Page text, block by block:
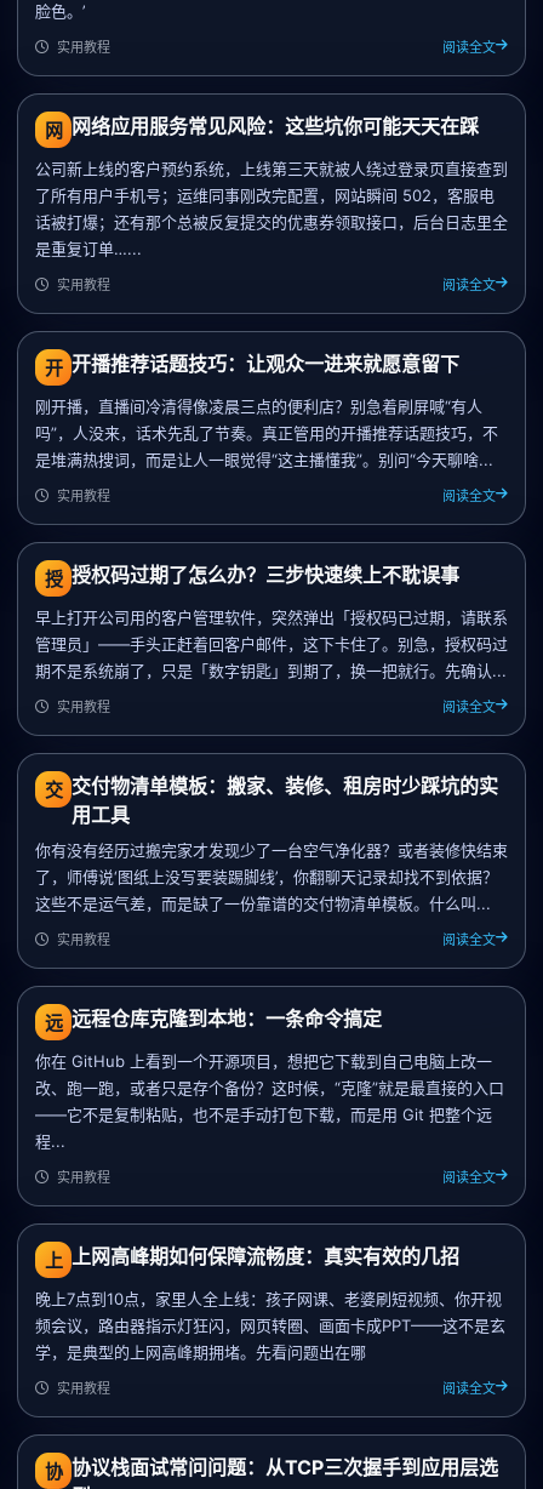
脸色。’
实用教程 阅读全文
网 网络应用服务常见风险：这些坑你可能天天在踩
公司新上线的客户预约系统，上线第三天就被人绕过登录页直接查到
了所有用户手机号；运维同事刚改完配置，网站瞬间 502，客服电
话被打爆；还有那个总被反复提交的优惠券领取接口，后台日志里全
是重复订单…...
实用教程 阅读全文
开 开播推荐话题技巧：让观众一进来就愿意留下
刚开播，直播间冷清得像凌晨三点的便利店？别急着刷屏喊“有人
吗”，人没来，话术先乱了节奏。真正管用的开播推荐话题技巧，不
是堆满热搜词，而是让人一眼觉得“这主播懂我”。别问“今天聊啥...
实用教程 阅读全文
授 授权码过期了怎么办？三步快速续上不耽误事
早上打开公司用的客户管理软件，突然弹出「授权码已过期，请联系
管理员」——手头正赶着回客户邮件，这下卡住了。别急，授权码过
期不是系统崩了，只是「数字钥匙」到期了，换一把就行。先确认...
实用教程 阅读全文
交 交付物清单模板：搬家、装修、租房时少踩坑的实
用工具
你有没有经历过搬完家才发现少了一台空气净化器？或者装修快结束
了，师傅说‘图纸上没写要装踢脚线’，你翻聊天记录却找不到依据？
这些不是运气差，而是缺了一份靠谱的交付物清单模板。什么叫...
实用教程 阅读全文
远 远程仓库克隆到本地：一条命令搞定
你在 GitHub 上看到一个开源项目，想把它下载到自己电脑上改一
改、跑一跑，或者只是存个备份？这时候，“克隆”就是最直接的入口
——它不是复制粘贴，也不是手动打包下载，而是用 Git 把整个远
程...
实用教程 阅读全文
上 上网高峰期如何保障流畅度：真实有效的几招
晚上7点到10点，家里人全上线：孩子网课、老婆刷短视频、你开视
频会议，路由器指示灯狂闪，网页转圈、画面卡成PPT——这不是玄
学，是典型的上网高峰期拥堵。先看问题出在哪
实用教程 阅读全文
协 协议栈面试常问问题：从TCP三次握手到应用层选